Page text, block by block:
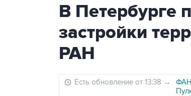
В Петербурге
застройки
РАН
Есть обновление от 13:38 →